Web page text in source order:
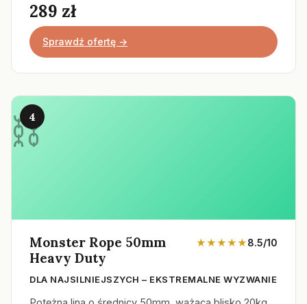
289 zł
Sprawdź ofertę →
4
Monster Rope 50mm
Heavy Duty
★★★★★8.5/10
DLA NAJSILNIEJSZYCH – EKSTREMALNE WYZWANIE